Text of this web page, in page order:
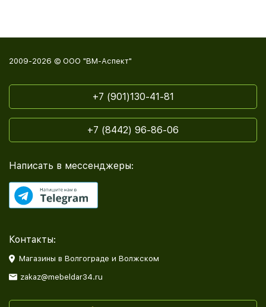
2009-2026 © ООО "ВМ-Аспект"
+7 (901)130-41-81
+7 (8442) 96-86-06
Написать в мессенджеры:
Контакты:
Магазины в Волгограде и Волжском
zakaz@mebeldar34.ru